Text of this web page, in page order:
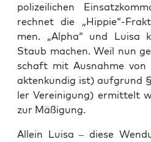
poli­zei­li­chen
rech­net die „Hippie“-
men. „Alpha“ und Lui­sa
Staub machen. Weil nun
schaft mit Aus­nah­me
akten­kun­dig ist) auf­grund
ler Ver­ei­ni­gung) ermit­telt
zur Mäßigung.
Allein Lui­sa – die­se